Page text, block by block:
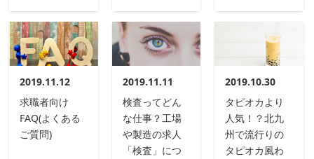
2019.11.12
求職者向け
FAQ(よくある
ご質問)
2019.11.11
検査ってどん
な仕事？工場
や製造の求人
「検査」につ
2019.10.30
タピオカより
人気！？北九
州で流行りの
タピオカ風わ